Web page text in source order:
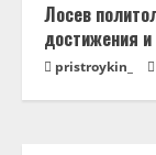
Лосев
достижения
pristroykin_